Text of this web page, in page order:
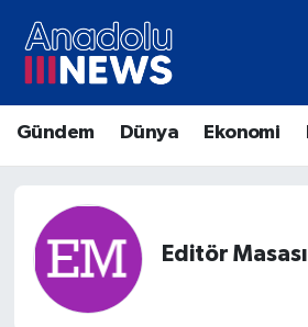
Gündem Dünya Ekonomi
Editör Masası
Hava Durumu
Trafik Durumu
Tüm Manşetler
Son Dakika Haberleri